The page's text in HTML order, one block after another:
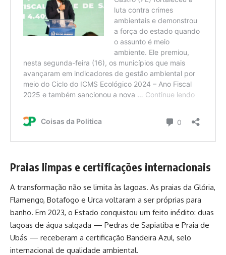
Praias limpas e certificações internacionais
A transformação não se limita às lagoas. As praias da Glória,
Flamengo, Botafogo e Urca voltaram a ser próprias para
banho. Em 2023, o Estado conquistou um feito inédito: duas
lagoas de água salgada — Pedras de Sapiatiba e Praia de
Ubás — receberam a certificação Bandeira Azul, selo
internacional de qualidade ambiental.